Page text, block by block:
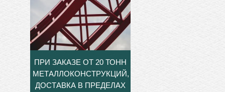
ПРИ ЗАКАЗЕ ОТ 20 ТОНН
МЕТАЛЛОКОНСТРУКЦИЙ,
ДОСТАВКА В ПРЕДЕЛАХ